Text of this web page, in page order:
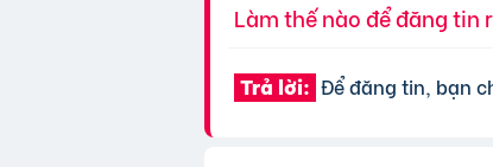
Làm thế nào để đăng tin
Trả lời: Để đăng tin, bạn